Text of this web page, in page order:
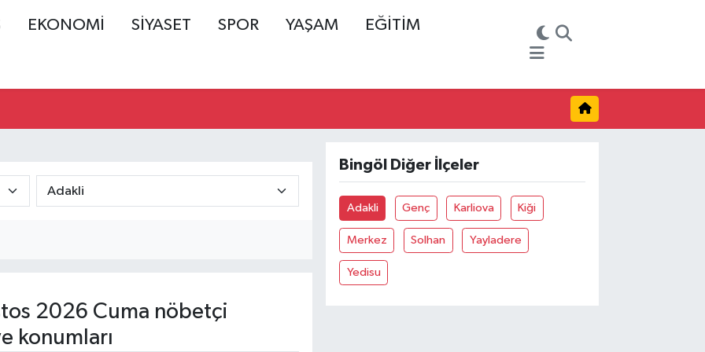
EKONOMİ SİYASET SPOR YAŞAM EĞİTİM
2026 Cuma nöbetçi
konumları
Bingöl Diğer İlçeler
Adakli Genç Karliova Kiği
Merkez Solhan Yayladere
Yedisu